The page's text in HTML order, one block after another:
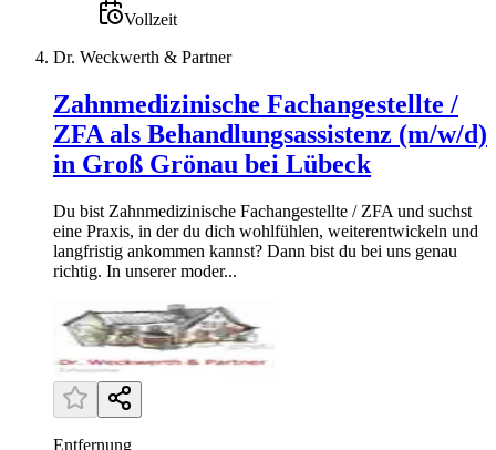
Vollzeit
Dr. Weckwerth & Partner
Zahnmedizinische Fachangestellte /
ZFA als Behandlungsassistenz (m/w/d)
in Groß Grönau bei Lübeck
Du bist Zahnmedizinische Fachangestellte / ZFA und suchst
eine Praxis, in der du dich wohlfühlen, weiterentwickeln und
langfristig ankommen kannst? Dann bist du bei uns genau
richtig. In unserer moder...
Entfernung